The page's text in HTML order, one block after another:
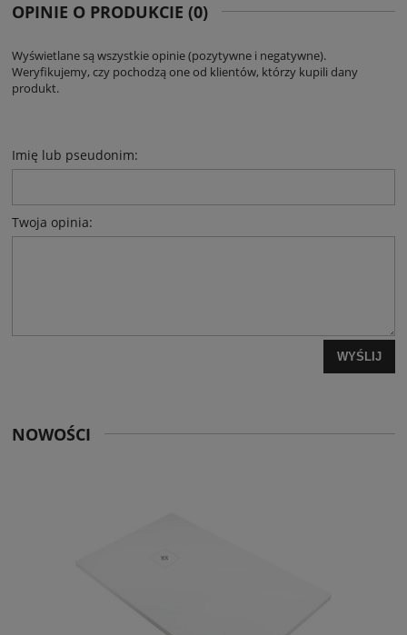
OPINIE O PRODUKCIE (0)
Wyświetlane są wszystkie opinie (pozytywne i negatywne).
Weryfikujemy, czy pochodzą one od klientów, którzy kupili dany
produkt.
Imię lub pseudonim:
Twoja opinia:
WYŚLIJ
NOWOŚCI